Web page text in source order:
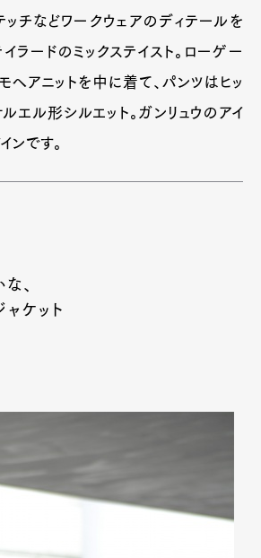
チなどワークウェアのディテールを
ラードのミックステイスト。ローゲー
アニットを中に着て、パンツはヒッ
エル形シルエット。ガンリュウのアイ
ンです。
、
ケット